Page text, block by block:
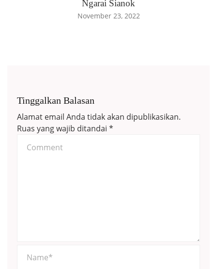
Ngarai Sianok
November 23, 2022
Tinggalkan Balasan
Alamat email Anda tidak akan dipublikasikan.
Ruas yang wajib ditandai *